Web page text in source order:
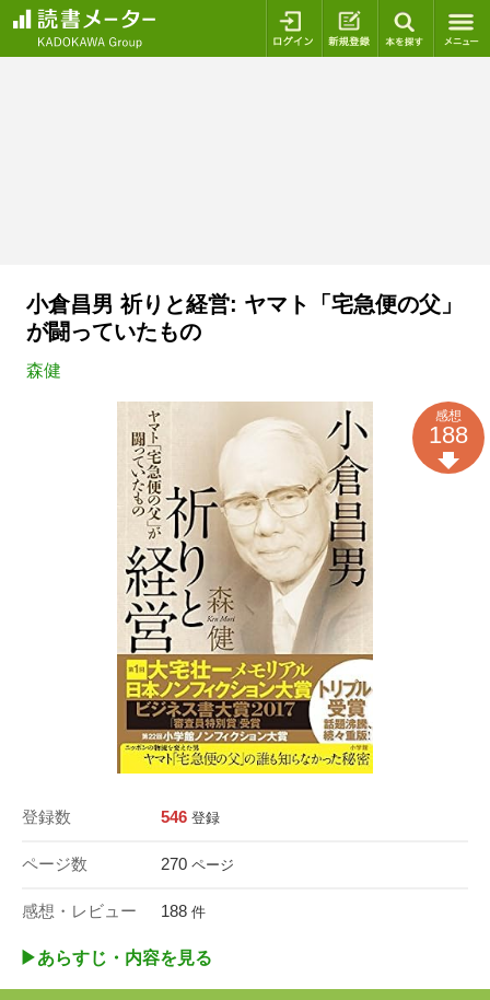
ログイン 新規登録
小倉昌男 祈りと経営: ヤマト「宅急便の父」
が闘っていたもの
森健
登録数 546 登録
ページ数 270 ページ
感想・レビュー 188 件
感想
188
▶︎あらすじ・内容を見る